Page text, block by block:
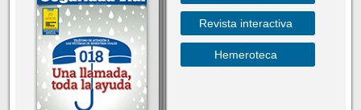
Revista interactiva
Hemeroteca